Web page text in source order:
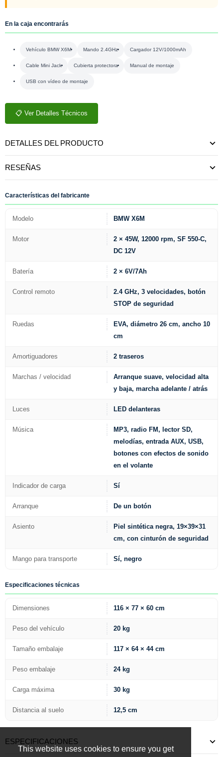
This website uses cookies to ensure you get
En la caja encontrarás
Vehículo BMW X6M Mando 2.4GHz Cargador 12V/1000mAh
Cable Mini Jack Cubierta protectora Manual de montaje
USB con vídeo de montaje
📋 Ver Detalles Técnicos
DETALLES DEL PRODUCTO
RESEÑAS
Características del fabricante
Modelo BMW X6M
Motor
2 × 45W, 12000 rpm, SF 550-C,
DC 12V
Batería 2 × 6V/7Ah
Control remoto
2.4 GHz, 3 velocidades, botón
STOP de seguridad
Ruedas
EVA, diámetro 26 cm, ancho 10
cm
Amortiguadores 2 traseros
Marchas / velocidad
Arranque suave, velocidad alta
y baja, marcha adelante / atrás
Luces LED delanteras
Música
MP3, radio FM, lector SD,
melodías, entrada AUX, USB,
botones con efectos de sonido
en el volante
Indicador de carga Sí
Arranque De un botón
Asiento
Piel sintética negra, 19×39×31
cm, con cinturón de seguridad
Mango para transporte Sí, negro
Especificaciones técnicas
Dimensiones 116 × 77 × 60 cm
Peso del vehículo 20 kg
Tamaño embalaje 117 × 64 × 44 cm
Peso embalaje 24 kg
Carga máxima 30 kg
Distancia al suelo 12,5 cm
ESPECIFICACIONES